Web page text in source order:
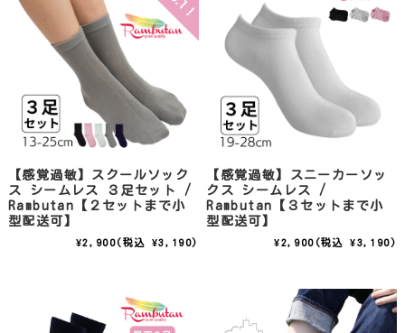
【感覚過敏】スクールソック
ス シームレス ３足セット /
Rambutan【２セットまで小
型配送可】
¥2,900(税込 ¥3,190)
【感覚過敏】スニーカーソッ
クス シームレス /
Rambutan【３セットまで小
型配送可】
¥2,900 (税込 ¥3,190)